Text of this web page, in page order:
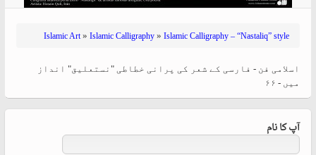
Islamic Art» Islamic Calligraphy » Islamic Calligraphy – “Nastaliq” style
اسلامی فن - فارسی کے شعر کی پرانی خطاطی "نستعلیق" انداز
میں - ۶۶
آپ کا نام